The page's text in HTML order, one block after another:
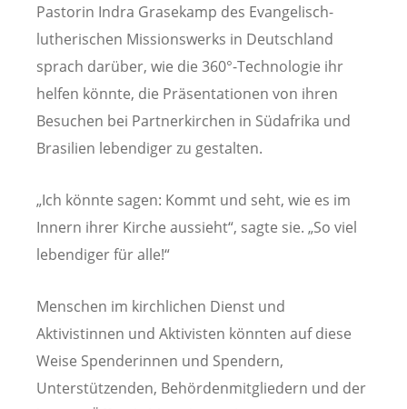
Pastorin Indra Grasekamp des Evangelisch-
lutherischen Missionswerks in Deutschland
sprach darüber, wie die 360°-Technologie ihr
helfen könnte, die Präsentationen von ihren
Besuchen bei Partnerkirchen in Südafrika und
Brasilien lebendiger zu gestalten.
„Ich könnte sagen: Kommt und seht, wie es im
Innern ihrer Kirche aussieht“, sagte sie. „So viel
lebendiger für alle!“
Menschen im kirchlichen Dienst und
Aktivistinnen und Aktivisten könnten auf diese
Weise Spenderinnen und Spendern,
Unterstützenden, Behördenmitgliedern und der